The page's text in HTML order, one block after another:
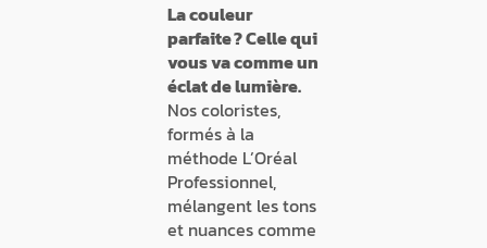
La couleur
parfaite ? Celle qui
vous va comme un
éclat de lumière.
Nos coloristes,
formés à la
méthode L’Oréal
Professionnel,
mélangent les tons
et nuances comme